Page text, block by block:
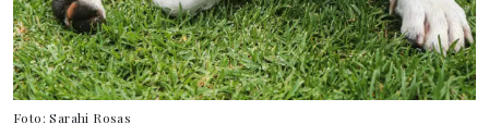
Foto: Sarahi Rosas